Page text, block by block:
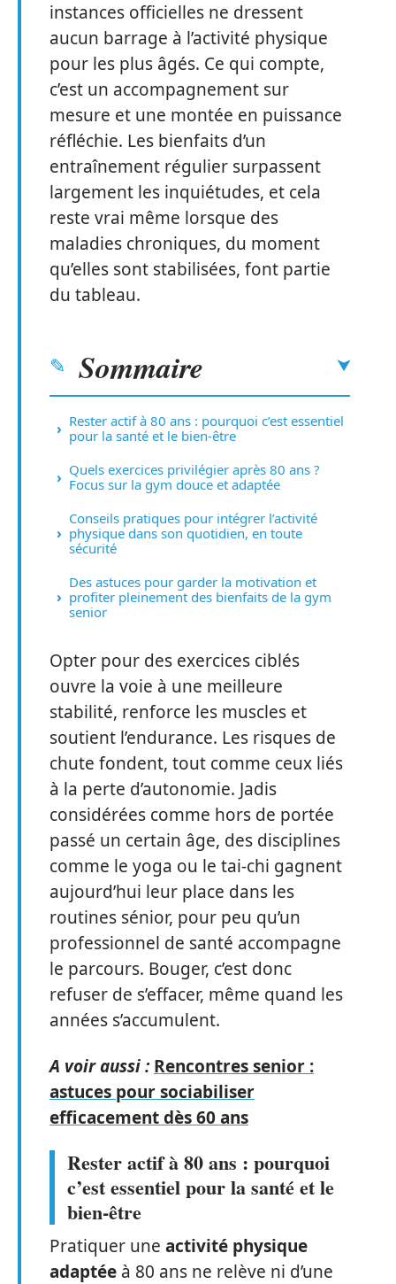
instances officielles ne dressent
aucun barrage à l’activité physique
pour les plus âgés. Ce qui compte,
c’est un accompagnement sur
mesure et une montée en puissance
réfléchie. Les bienfaits d’un
entraînement régulier surpassent
largement les inquiétudes, et cela
reste vrai même lorsque des
maladies chroniques, du moment
qu’elles sont stabilisées, font partie
du tableau.
Sommaire
Rester actif à 80 ans : pourquoi c’est essentiel
pour la santé et le bien-être
Quels exercices privilégier après 80 ans ?
Focus sur la gym douce et adaptée
Conseils pratiques pour intégrer l’activité
physique dans son quotidien, en toute
sécurité
Des astuces pour garder la motivation et
profiter pleinement des bienfaits de la gym
senior
Opter pour des exercices ciblés
ouvre la voie à une meilleure
stabilité, renforce les muscles et
soutient l’endurance. Les risques de
chute fondent, tout comme ceux liés
à la perte d’autonomie. Jadis
considérées comme hors de portée
passé un certain âge, des disciplines
comme le yoga ou le tai-chi gagnent
aujourd’hui leur place dans les
routines sénior, pour peu qu’un
professionnel de santé accompagne
le parcours. Bouger, c’est donc
refuser de s’effacer, même quand les
années s’accumulent.
A voir aussi : Rencontres senior :
astuces pour sociabiliser
efficacement dès 60 ans
Rester actif à 80 ans : pourquoi
c’est essentiel pour la santé et le
bien-être
Pratiquer une activité physique
adaptée à 80 ans ne relève ni d’une